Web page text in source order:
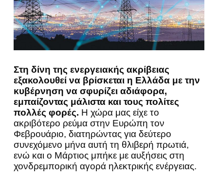
Στη δίνη της ενεργειακής ακρίβειας
εξακολουθεί να βρίσκεται η Ελλάδα με την
κυβέρνηση να σφυρίζει αδιάφορα,
εμπαίζοντας μάλιστα και τους πολίτες
πολλές φορές. Η χώρα μας είχε το
ακριβότερο ρεύμα στην Ευρώπη τον
Φεβρουάριο, διατηρώντας για δεύτερο
συνεχόμενο μήνα αυτή τη θλιβερή πρωτιά,
ενώ και ο Μάρτιος μπήκε με αυξήσεις στη
χονδρεμπορική αγορά ηλεκτρικής ενέργειας.